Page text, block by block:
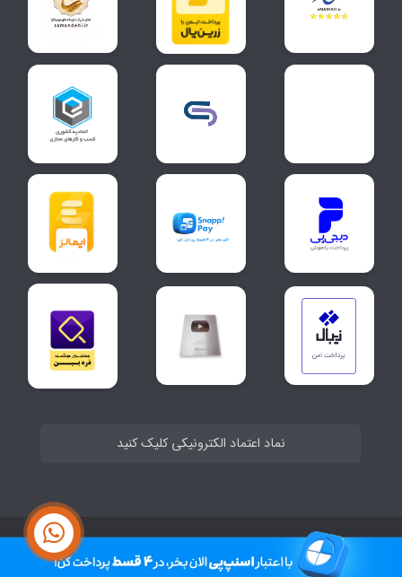
نماد اعتماد الکترونیکی کلیک کنید